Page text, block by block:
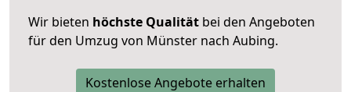
Wir bieten höchste Qualität bei den Angeboten
für den Umzug von Münster nach Aubing.
Kostenlose Angebote erhalten